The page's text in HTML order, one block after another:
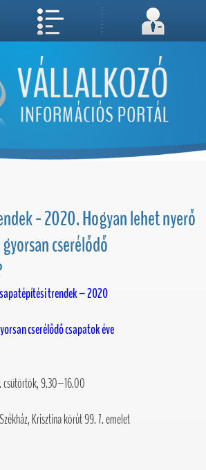
kat (sütiket) tároljunk számítógépén. A sütik a weboldal megfelelő működéséhez
Megértettem, folytatás...
- 2020. Hogyan lehet nyerő
cserélődő
trendek – 2020
cserélődő csapatok éve
9.30–16.00
Krisztina körút 99. 7. emelet